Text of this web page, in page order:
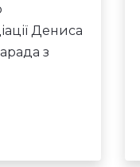
Дениса
з